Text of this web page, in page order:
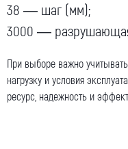
38 — шаг (мм);
3000 —
При выборе важно
нагрузку и условия
ресурс, надежность и